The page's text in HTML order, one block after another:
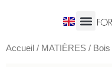
Accueil / MATIÈRES / Bois